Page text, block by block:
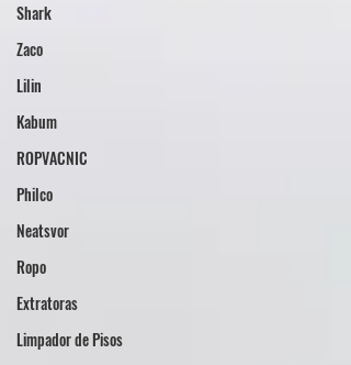
Shark
Zaco
Lilin
Kabum
ROPVACNIC
Philco
Neatsvor
Ropo
Extratoras
Limpador de Pisos